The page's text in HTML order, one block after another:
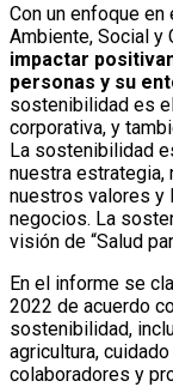
Con un enfoque
Ambiente, Social y
impactar
personas y su
sostenibilidad es
corporativa, y
La sostenibilidad
nuestra
nuestros valores y
negocios. La
visión de “Salud
En el informe se
2022 de acuerdo
sostenibilidad,
agricultura,
colaboradores y